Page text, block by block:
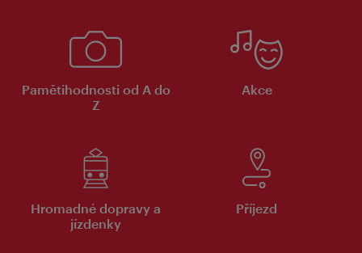
Pamětihodnosti od A do
Z
Akce
Hromadné dopravy a
jízdenky
Příjezd